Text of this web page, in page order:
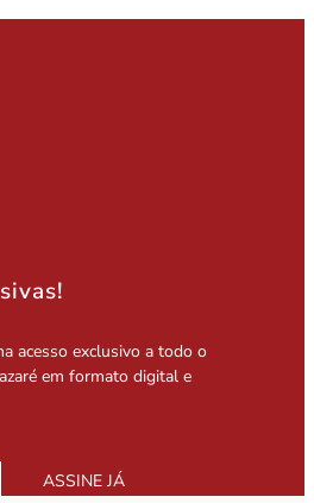
acesso exclusivo a todo o
em formato digital e
ASSINE JÁ